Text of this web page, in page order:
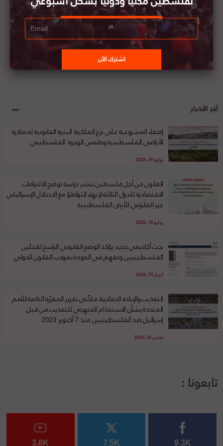
آخر الأخبار
إضفاء المشروعية على نزع الملكية: البنية القانونية لمصادرة
الأراضي الفلسطينية وطمس الوجود الفلسطيني
يوليو 29, 2026
القانون من أجل فلسطين تنشر دراسة توضح الالتزامات
الاقتصادية للدول الثالثة لإنهاء التواطؤ مع الاحتلال الإسرائيلي
غير القانوني للأرض الفلسطينية
يوليو 18, 2026
بحث أكاديمي جديد يؤكد الوضع القانوني الراسخ للاجئين
الفلسطينيين وحقهم في العودة بموجب القانون الدولي
أبريل 15, 2026
التعذيب والإبادة الجماعية: ملخّص تقرير المقرّرة الخاصة للأمم
المتحدة بشأن الاستخدام المنهجي للتعذيب من قبل
إسرائيل ضد الفلسطينيين منذ 7 أكتوبر 2023
مارس 24, 2026
تابعونا :
9.3K
7.5K
3.8K